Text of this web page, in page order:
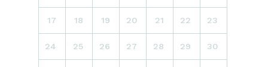
17 18 19 20 21 22 23
24 25 26 27 28 29 30